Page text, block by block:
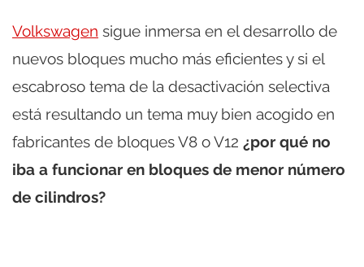
Volkswagen sigue inmersa en el desarrollo de
nuevos bloques mucho más eficientes y si el
escabroso tema de la desactivación selectiva
está resultando un tema muy bien acogido en
fabricantes de bloques V8 o V12 ¿por qué no
iba a funcionar en bloques de menor número
de cilindros?